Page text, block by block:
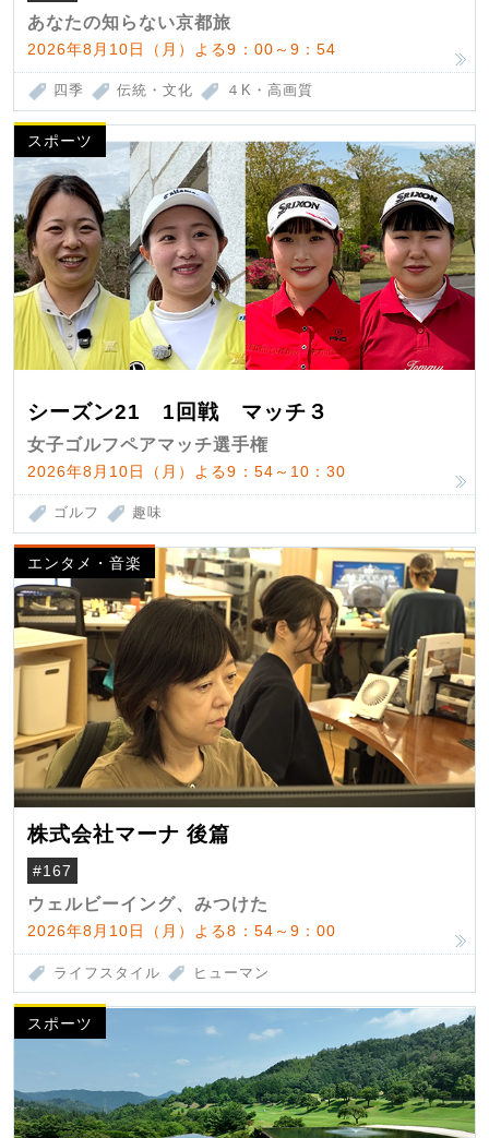
あなたの知らない京都旅
2026年8月10日（月）よる9：00～9：54
四季 伝統・文化 ４K・高画質
スポーツ
シーズン21 1回戦 マッチ３
女子ゴルフペアマッチ選手権
2026年8月10日（月）よる9：54～10：30
ゴルフ 趣味
エンタメ・音楽
株式会社マーナ 後篇
#167
ウェルビーイング、みつけた
2026年8月10日（月）よる8：54～9：00
ライフスタイル ヒューマン
スポーツ